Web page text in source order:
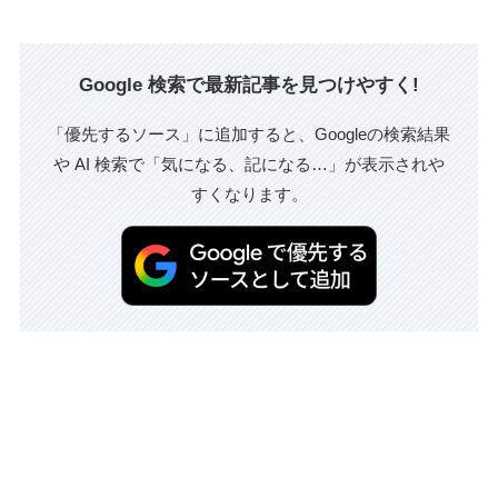
Google 検索で最新記事を見つけやすく!
「優先するソース」に追加すると、Googleの検索結果
や AI 検索で「気になる、記になる…」が表示されや
すくなります。